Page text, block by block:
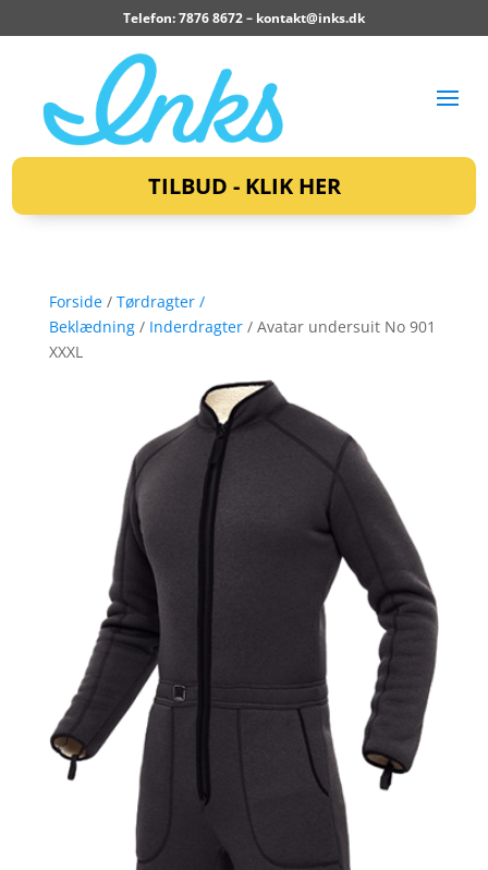
Telefon: 7876 8672 – kontakt@inks.dk
TILBUD - KLIK HER
Forside/ Tørdragter /
Beklædning/ Inderdragter/ Avatar undersuit No 901
XXXL